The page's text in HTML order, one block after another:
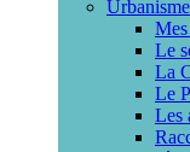
Urbanisme
Le
La
Le
Les